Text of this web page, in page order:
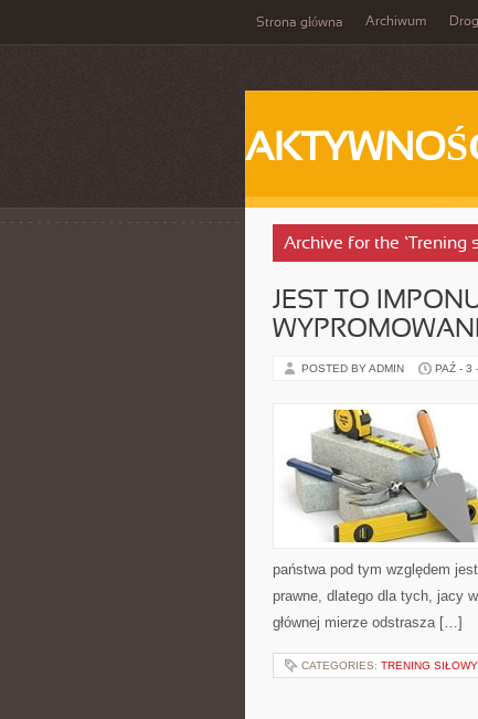
Strona główna Archiwum
Archive for the ‘Trening
JEST TO
POSTED BY ADMIN PAŹ - 3
państwa pod tym względem
prawne, dlatego dla tych, jacy
głównej mierze odstrasza […]
CATEGORIES: TRENING SIŁOWY